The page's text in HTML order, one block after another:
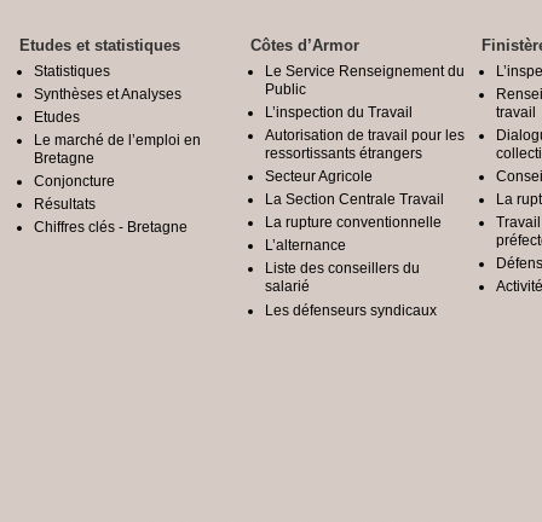
Etudes et statistiques
Statistiques
Synthèses et Analyses
Etudes
Le marché de l’emploi en
Bretagne
Conjoncture
Résultats
Chiffres clés - Bretagne
Côtes d’Armor
Le Service Renseignement du
Public
L’inspection du Travail
Autorisation de travail pour les
ressortissants étrangers
Secteur Agricole
La Section Centrale Travail
La rupture conventionnelle
L’alternance
Liste des conseillers du
salarié
Les défenseurs syndicaux
travail
La